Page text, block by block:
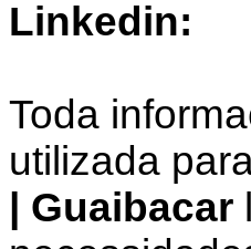
Linkedin:
Toda
utilizada
| Guaibacar